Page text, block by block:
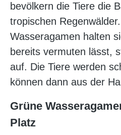
bevölkern die Tiere die
tropischen
Wasseragamen halten
bereits vermuten lässt,
auf. Die Tiere werden
können dann aus der
Grüne
Platz